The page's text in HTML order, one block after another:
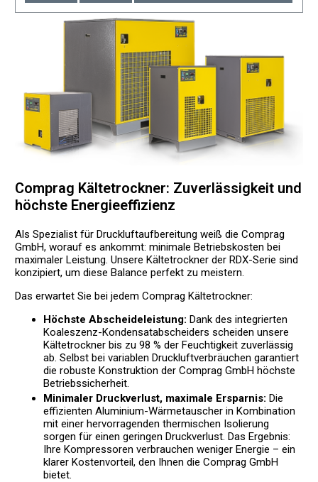
Comprag Kältetrockner: Zuverlässigkeit und
höchste Energieeffizienz
Als Spezialist für Druckluftaufbereitung weiß die Comprag
GmbH, worauf es ankommt: minimale Betriebskosten bei
maximaler Leistung. Unsere Kältetrockner der RDX-Serie sind
konzipiert, um diese Balance perfekt zu meistern.
Das erwartet Sie bei jedem Comprag Kältetrockner:
Höchste Abscheideleistung: Dank des integrierten
Koaleszenz-Kondensatabscheiders scheiden unsere
Kältetrockner bis zu 98 % der Feuchtigkeit zuverlässig
ab. Selbst bei variablen Druckluftverbräuchen garantiert
die robuste Konstruktion der Comprag GmbH höchste
Betriebssicherheit.
Minimaler Druckverlust, maximale Ersparnis: Die
effizienten Aluminium-Wärmetauscher in Kombination
mit einer hervorragenden thermischen Isolierung
sorgen für einen geringen Druckverlust. Das Ergebnis:
Ihre Kompressoren verbrauchen weniger Energie – ein
klarer Kostenvorteil, den Ihnen die Comprag GmbH
bietet.